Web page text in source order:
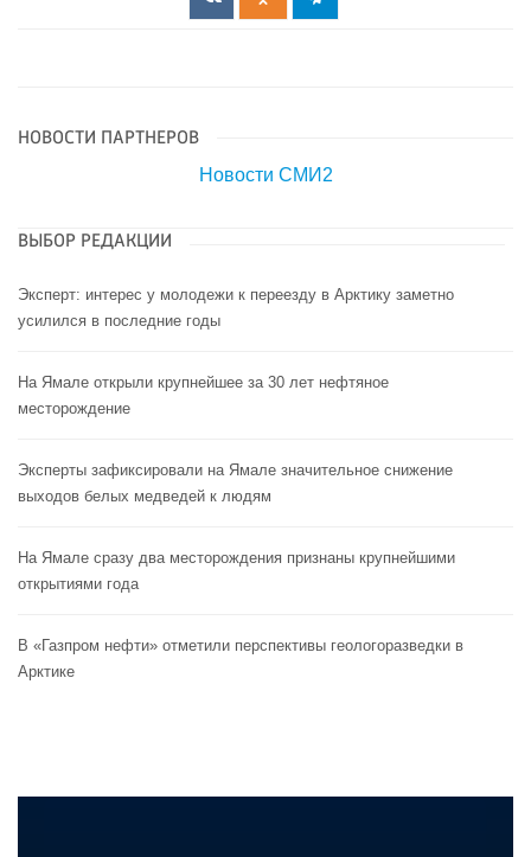
НОВОСТИ ПАРТНЕРОВ
Новости СМИ2
ВЫБОР РЕДАКЦИИ
Эксперт: интерес у молодежи к переезду в Арктику заметно
усилился в последние годы
На Ямале открыли крупнейшее за 30 лет нефтяное
месторождение
Эксперты зафиксировали на Ямале значительное снижение
выходов белых медведей к людям
На Ямале сразу два месторождения признаны крупнейшими
открытиями года
В «Газпром нефти» отметили перспективы геологоразведки в
Арктике